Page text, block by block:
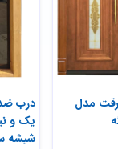
درب
یک و
شیشه
مدل